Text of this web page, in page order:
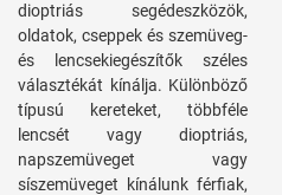
dioptriás segédeszközök,
oldatok, cseppek és szemüveg-
és lencsekiegészítők széles
választékát kínálja. Különböző
típusú kereteket, többféle
lencsét vagy dioptriás,
napszemüveget vagy
síszemüveget kínálunk férfiak,